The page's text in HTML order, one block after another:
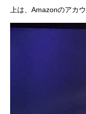
上は、Amazonのアカ